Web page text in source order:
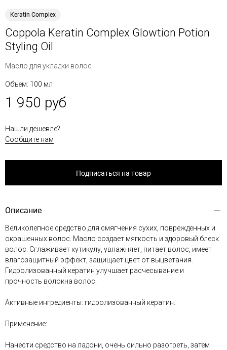
Keratin Complex
Coppola Keratin Complex Glowtion Potion
Styling Oil
Масло для укладки волос
Объем: 100 мл
1 950 руб
Нашли дешевле?
Сообщите нам
Подписаться на товар
Описание
Великолепное средство для смягчения сухих, поврежденных и
окрашенных волос. Масло создает мягкость и здоровый блеск
волос. Сглаживает кутикулу, увлажняет, питает волос, имеет
влагозащитный эффект, защищает цвет от выцветания.
Гидролизованный кератин улучшает расчесывание и
прочность волокна волос.
Активные ингредиенты: гидролизованный кератин.
Применение:
Нанести средство на ладони, очень сильно разогреть, затем